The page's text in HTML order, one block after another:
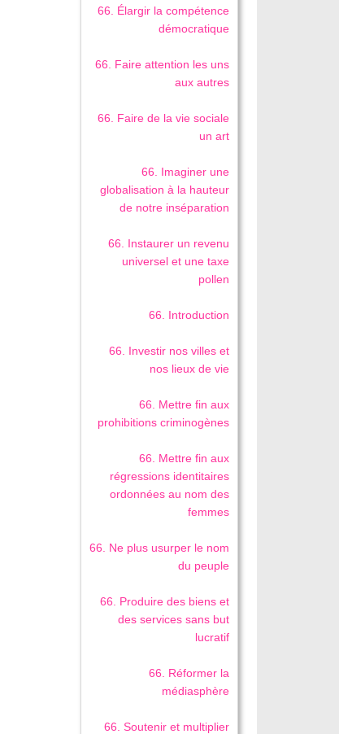
66. Élargir la compétence
démocratique
66. Faire attention les uns
aux autres
66. Faire de la vie sociale
un art
66. Imaginer une
globalisation à la hauteur
de notre inséparation
66. Instaurer un revenu
universel et une taxe
pollen
66. Introduction
66. Investir nos villes et
nos lieux de vie
66. Mettre fin aux
prohibitions criminogènes
66. Mettre fin aux
régressions identitaires
ordonnées au nom des
femmes
66. Ne plus usurper le nom
du peuple
66. Produire des biens et
des services sans but
lucratif
66. Réformer la
médiasphère
66. Soutenir et multiplier